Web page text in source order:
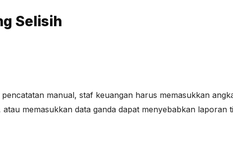
Selisih
pencatatan manual, staf keuangan harus memasukkan
memasukkan data ganda dapat menyebabkan laporan